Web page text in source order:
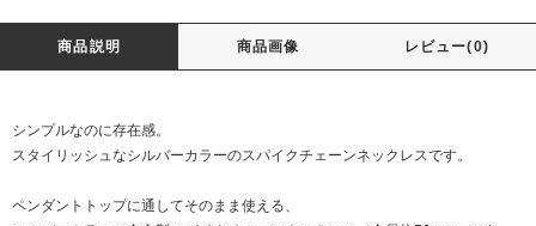
商品説明 商品画像 レビュー(0)
シンプルなのに存在感。
スタイリッシュなシルバーカラーのスパイクチェーンネックレスです。
ペンダントトップに通してそのまま使える、